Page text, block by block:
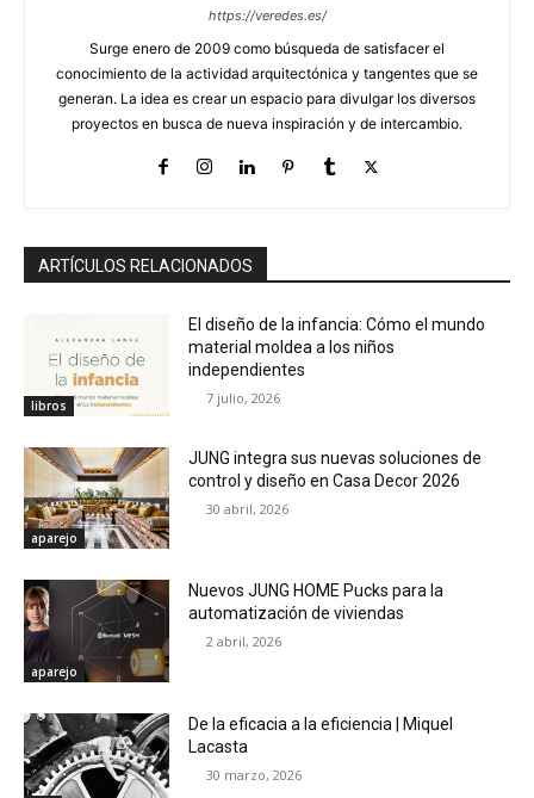
https://veredes.es/
Surge enero de 2009 como búsqueda de satisfacer el
conocimiento de la actividad arquitectónica y tangentes que se
generan. La idea es crear un espacio para divulgar los diversos
proyectos en busca de nueva inspiración y de intercambio.
ARTÍCULOS RELACIONADOS
libros
El diseño de la infancia: Cómo el mundo
material moldea a los niños
independientes
7 julio, 2026
aparejo
JUNG integra sus nuevas soluciones de
control y diseño en Casa Decor 2026
30 abril, 2026
aparejo
Nuevos JUNG HOME Pucks para la
automatización de viviendas
2 abril, 2026
De la eficacia a la eficiencia | Miquel
Lacasta
30 marzo, 2026